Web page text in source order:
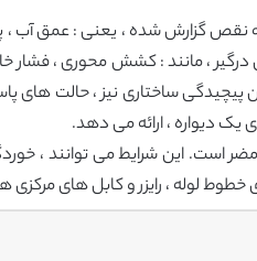
به نقص گزارش شده ، یعنی : عمق
درگیر ، مانند : کشش محوری ،
پیچیدگی ساختاری نیز ، حالت
دیواره ، ارائه می دهد.
است. این شرایط می توانند ،
لوله ، رایزر و کابل های